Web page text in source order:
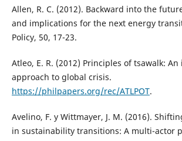
Allen, R. C. (2012). Backward into the
and implications for the next energy
Policy, 50, 17-23.
Atleo, E. R. (2012) Principles of tsawalk:
approach to global crisis.
https://philpapers.org/rec/ATLPOT.
Avelino, F. y Wittmayer, J. M. (2016).
in sustainability transitions: A multi-actor